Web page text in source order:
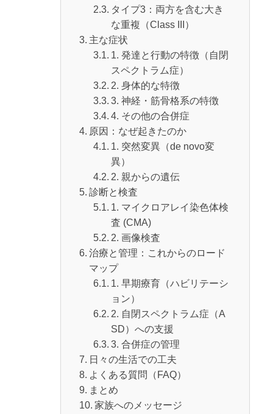
タイプ3：両方を含む大き
な重複（Class III）
主な症状
1. 発達と行動の特徴（自閉
スペクトラム症）
2. 身体的な特徴
3. 神経・筋骨格系の特徴
4. その他の合併症
原因：なぜ起きたのか
1. 突然変異（de novo変
異）
2. 親からの遺伝
診断と検査
1. マイクロアレイ染色体検
査 (CMA)
2. 画像検査
治療と管理：これからのロード
マップ
1. 早期療育（ハビリテーシ
ョン）
2. 自閉スペクトラム症（A
SD）への支援
3. 合併症の管理
日々の生活での工夫
よくある質問（FAQ）
まとめ
家族へのメッセージ